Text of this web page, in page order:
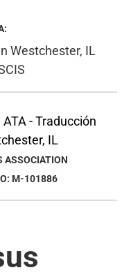
ASSOCIATION
M-101886